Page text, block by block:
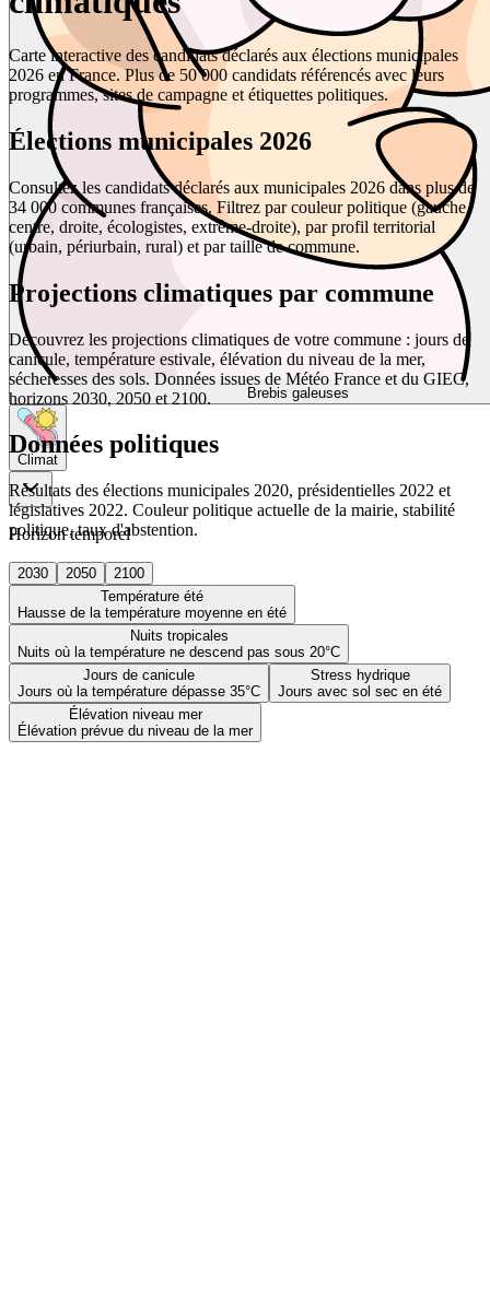
Brebis galeuses
Climat
Horizon temporel
2030 2050
2100
Température été
Hausse de la température moyenne en été
Nuits tropicales
Nuits où la température ne descend pas sous 20°C
Jours de canicule
Jours où la température dépasse 35°C
Stress hydrique
Jours avec sol sec en été
Élévation niveau mer
Élévation prévue du niveau de la mer
Carte interactive des candidats déclarés aux élections municipales
2026 en France. Plus de 50 000 candidats référencés avec leurs
programmes, sites de campagne et étiquettes politiques.
Élections municipales 2026
Consultez les candidats déclarés aux municipales 2026 dans plus de
34 000 communes françaises. Filtrez par couleur politique (gauche,
centre, droite, écologistes, extrême-droite), par profil territorial
(urbain, périurbain, rural) et par taille de commune.
Projections climatiques par commune
Découvrez les projections climatiques de votre commune : jours de
canicule, température estivale, élévation du niveau de la mer,
sécheresses des sols. Données issues de Météo France et du GIEC,
horizons 2030, 2050 et 2100.
Données politiques
Résultats des élections municipales 2020, présidentielles 2022 et
législatives 2022. Couleur politique actuelle de la mairie, stabilité
politique, taux d'abstention.